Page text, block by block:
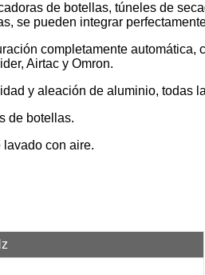
de botellas, túneles de
se pueden integrar
completamente
Airtac y Omron.
y aleación de aluminio, todas
de botellas.
con aire.